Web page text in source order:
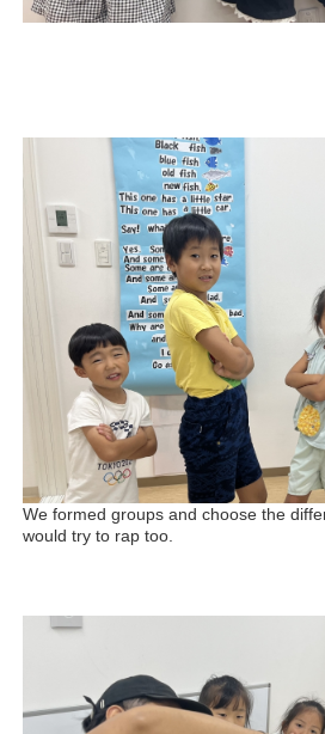
We formed groups and choose the
would try to rap too.